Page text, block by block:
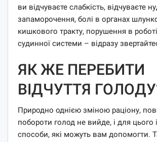
ви відчуваєте слабкість, відчуваєте
запаморочення, болі в органах
кишкового тракту, порушення в
судинної системи – відразу
ЯК ЖЕ ПЕРЕБИТИ
ВІДЧУТТЯ
Природно однією зміною раціону,
побороти голод не вийде, і для цього
способи, які можуть вам допомогти.